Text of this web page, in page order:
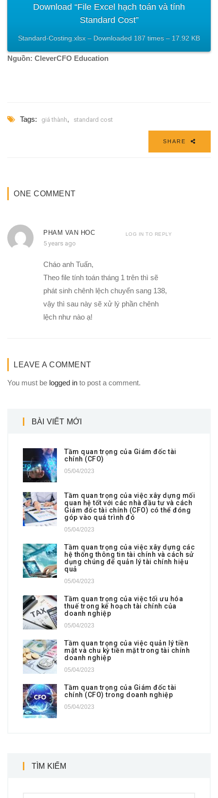
Download “File Excel hạch toán và tính
Standard Cost”
Standard-Costing.xlsx – Downloaded 187 times – 17.92 KB
Nguồn: CleverCFO Education
Tags: giá thành, standard cost
SHARE
ONE COMMENT
PHAM VAN HOC
5 years ago
LOG IN TO REPLY
Cháo anh Tuấn,
Theo file tính toán tháng 1 trên thì sẽ
phát sinh chênh lệch chuyển sang 138,
vậy thì sau này sẽ xử lý phần chênh
lệch như nào ạ!
LEAVE A COMMENT
You must be logged in to post a comment.
BÀI VIẾT MỚI
Tầm quan trọng của Giám đốc tài
chính (CFO)
05/04/2023
Tầm quan trọng của việc xây dựng mối
quan hệ tốt với các nhà đầu tư và cách
Giám đốc tài chính (CFO) có thể đóng
góp vào quá trình đó
05/04/2023
Tầm quan trọng của việc xây dựng các
hệ thống thông tin tài chính và cách sử
dụng chúng để quản lý tài chính hiệu
quả
05/04/2023
Tầm quan trọng của việc tối ưu hóa
thuế trong kế hoạch tài chính của
doanh nghiệp
05/04/2023
Tầm quan trọng của việc quản lý tiền
mặt và chu kỳ tiền mặt trong tài chính
doanh nghiệp
05/04/2023
Tầm quan trọng của Giám đốc tài
chính (CFO) trong doanh nghiệp
05/04/2023
TÌM KIẾM